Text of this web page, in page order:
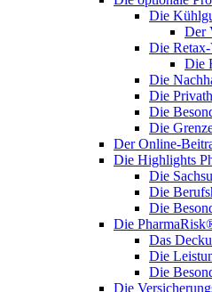
Die
Der
Die
Die
Die
Die
Die
Die
Der Online-
Die Highlights
Die
Die
Die
Die
Das
Die
Die
Die